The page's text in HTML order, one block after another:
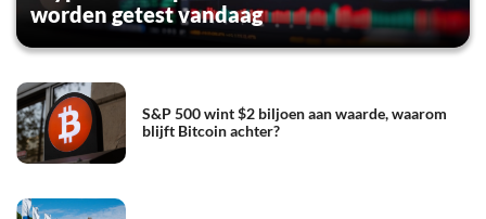
worden getest vandaag
S&P 500 wint $2 biljoen aan waarde, waarom
blijft Bitcoin achter?